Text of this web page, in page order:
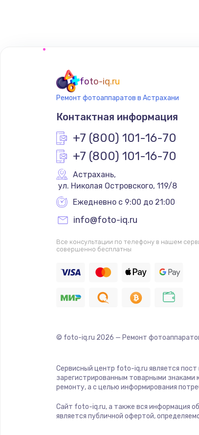
Замена системной платы
Замена электроконфорки
Техобслуживание
Установка / подключение /
Прошивка
Ремонт платы электроники
Комплексная чистка
Замена датчиков
Настройка
Ремонт корпуса
foto-iq.ru
Ремонт фотоаппаратов в Астрахани
Контактная информация
+7 (800) 101-16-70
+7 (800) 101-16-70
Астрахань,
ул. Николая Островского, 119/8
Ежедневно с 9:00 до 21:00
info@foto-iq.ru
Все консультации по телефону в нашем
совершенно бесплатны
© foto-iq.ru 2026 — Ремонт
Сервисный центр foto-iq.ru является
зарегистрированным товарными знаками
ремонту, а с целью информирования
Сайт foto-iq.ru, а также вся информация
является публичной офертой,